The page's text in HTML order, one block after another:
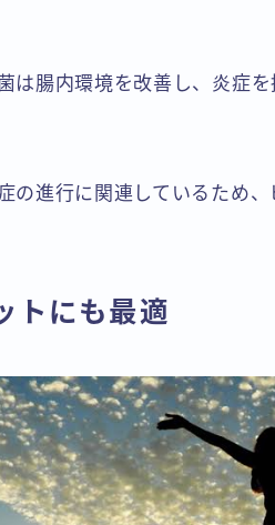
は腸内環境を改善し、炎症
の進行に関連しているため
トにも最適